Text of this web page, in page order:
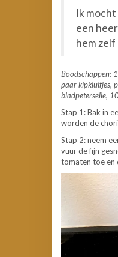
Ik
een
hem zelf
Boodschappen:
paar kipkluifjes,
bladpeterselie,
Stap 1: Bak in
worden de
Stap 2: neem
vuur de fijn
tomaten toe en